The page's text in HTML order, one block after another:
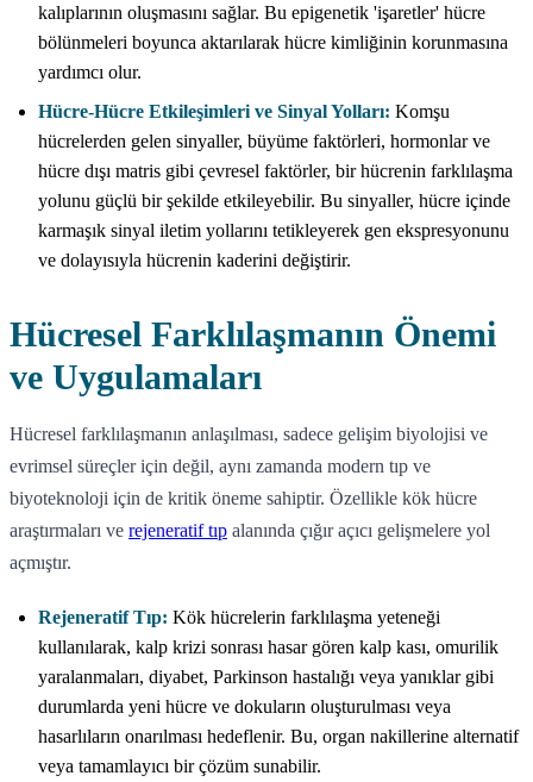
kalıplarının oluşmasını sağlar. Bu epigenetik 'işaretler' hücre
bölünmeleri boyunca aktarılarak hücre kimliğinin korunmasına
yardımcı olur.
Hücre-Hücre Etkileşimleri ve Sinyal Yolları: Komşu
hücrelerden gelen sinyaller, büyüme faktörleri, hormonlar ve
hücre dışı matris gibi çevresel faktörler, bir hücrenin farklılaşma
yolunu güçlü bir şekilde etkileyebilir. Bu sinyaller, hücre içinde
karmaşık sinyal iletim yollarını tetikleyerek gen ekspresyonunu
ve dolayısıyla hücrenin kaderini değiştirir.
Hücresel Farklılaşmanın Önemi
ve Uygulamaları
Hücresel farklılaşmanın anlaşılması, sadece gelişim biyolojisi ve
evrimsel süreçler için değil, aynı zamanda modern tıp ve
biyoteknoloji için de kritik öneme sahiptir. Özellikle kök hücre
araştırmaları ve rejeneratif tıp alanında çığır açıcı gelişmelere yol
açmıştır.
Rejeneratif Tıp: Kök hücrelerin farklılaşma yeteneği
kullanılarak, kalp krizi sonrası hasar gören kalp kası, omurilik
yaralanmaları, diyabet, Parkinson hastalığı veya yanıklar gibi
durumlarda yeni hücre ve dokuların oluşturulması veya
hasarlıların onarılması hedeflenir. Bu, organ nakillerine alternatif
veya tamamlayıcı bir çözüm sunabilir.